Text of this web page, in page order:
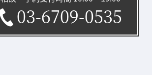
03-6709-0535